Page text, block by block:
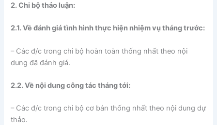
2. Chi bộ thảo luận:
2.1. Về đánh giá tình hình thực hiện nhiệm vụ tháng trước:
– Các đ/c trong chi bộ hoàn toàn thống nhất theo nội
dung đã đánh giá.
2.2. Về nội dung công tác tháng tới:
– Các đ/c trong chi bộ cơ bản thống nhất theo nội dung dự
thảo.